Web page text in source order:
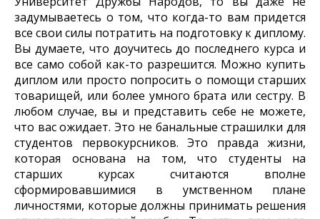
задумываетесь о том, что когда-то вам придется
все свои силы потратить на подготовку к диплому.
Вы думаете, что доучитесь до последнего курса и
все само собой как-то разрешится. Можно купить
диплом или просто попросить о помощи старших
товарищей, или более умного брата или сестру. В
любом случае, вы и представить себе не можете,
что вас ожидает. Это не банальные страшилки для
студентов первокурсников. Это правда жизни,
которая основана на том, что студенты на
старших курсах считаются вполне
сформировавшимися в умственном плане
личностями, которые должны принимать решения